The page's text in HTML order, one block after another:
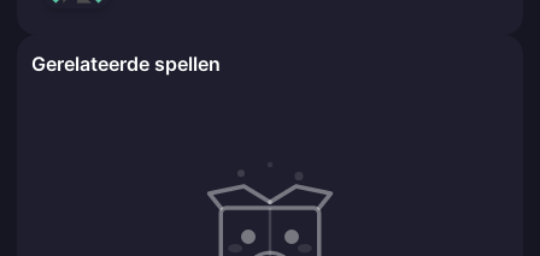
Gerelateerde spellen